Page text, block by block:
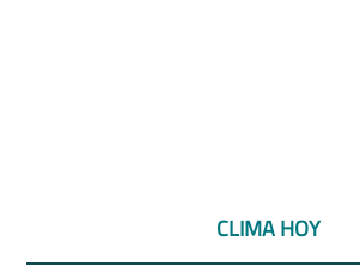
CLIMA HOY